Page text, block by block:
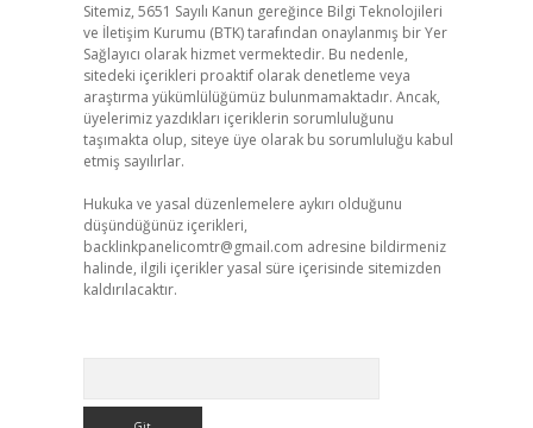
Sitemiz, 5651 Sayılı Kanun gereğince Bilgi Teknolojileri
ve İletişim Kurumu (BTK) tarafından onaylanmış bir Yer
Sağlayıcı olarak hizmet vermektedir. Bu nedenle,
sitedeki içerikleri proaktif olarak denetleme veya
araştırma yükümlülüğümüz bulunmamaktadır. Ancak,
üyelerimiz yazdıkları içeriklerin sorumluluğunu
taşımakta olup, siteye üye olarak bu sorumluluğu kabul
etmiş sayılırlar.
Hukuka ve yasal düzenlemelere aykırı olduğunu
düşündüğünüz içerikleri,
backlinkpanelicomtr@gmail.com adresine bildirmeniz
halinde, ilgili içerikler yasal süre içerisinde sitemizden
kaldırılacaktır.